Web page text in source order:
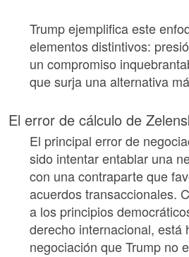
Trump ejemplifica este
elementos distintivos:
un compromiso
que surja una alternativa
El error de cálculo de
El principal error de
sido intentar entablar una
con una contraparte que
acuerdos transaccionales.
a los principios
derecho internacional, está
negociación que Trump no